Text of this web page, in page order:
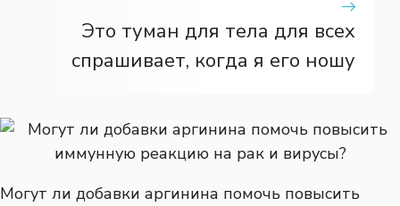
Это туман для тела для всех
спрашивает, когда я его ношу
Могут ли добавки аргинина помочь повысить